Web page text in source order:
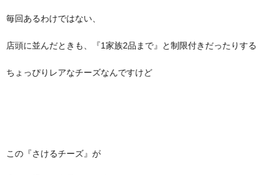
毎回あるわけではない、
店頭に並んだときも、『1家族2品まで』と制限付きだったりする
ちょっぴりレアなチーズなんですけど
この『さけるチーズ』が